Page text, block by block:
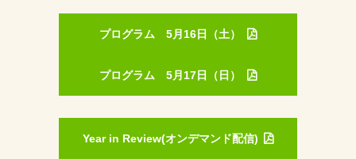
プログラム 5月16日（土）
プログラム 5月17日（日）
Year in Review(オンデマンド配信)